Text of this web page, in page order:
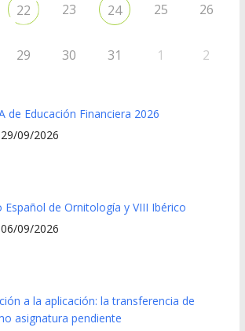
22 23 24 25 26
29 30 31 1 2
de Educación Financiera 2026
09/2026
Español de Ornitología y VIII Ibérico
09/2026
a la aplicación: la transferencia de
asignatura pendiente